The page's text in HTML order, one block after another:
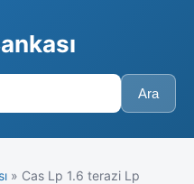
Ara
» Cas Lp 1.6 terazi Lp